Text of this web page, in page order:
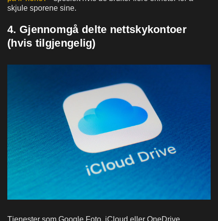
skjule sporene sine.
4. Gjennomgå delte nettskykontoer
(hvis tilgjengelig)
Tjenester som Google Foto, iCloud eller OneDrive